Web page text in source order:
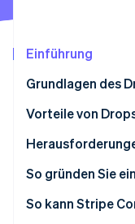
CO₂-Entnahme
Identity
Online-
Einführung
Grundlagen des
Vorteile von
So gründen Sie
Entscheiden Sie
So kann Stripe